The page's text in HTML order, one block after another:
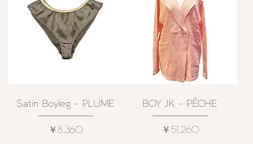
Satin Boyleg - PLUME
価格
￥8,360
BOY JK - PÊCHE
価格
￥51,260